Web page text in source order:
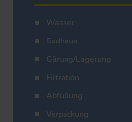
Wasser
Sudhaus
Gärung/Lagerung
Filtration
Abfüllung
Verpackung